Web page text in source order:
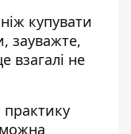
купувати
зауважте,
взагалі не
практику